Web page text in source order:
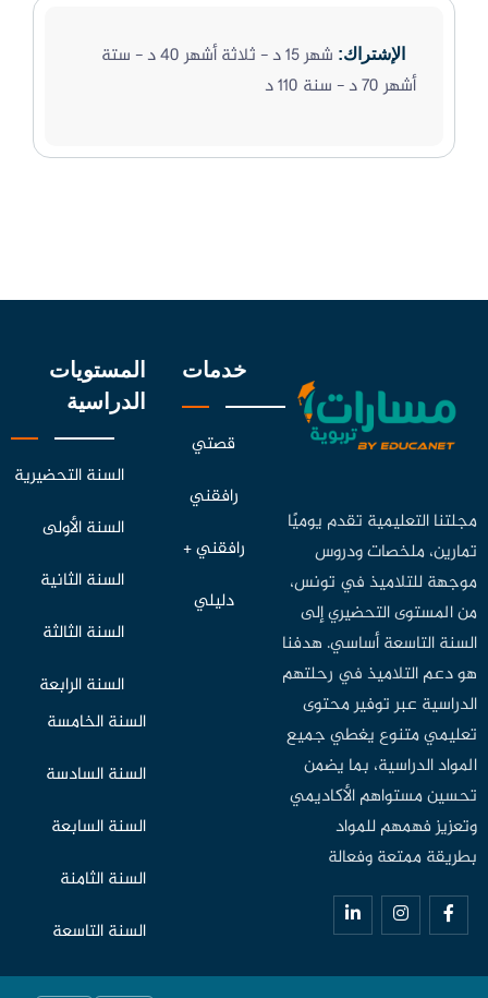
الإشتراك:
شهر 15 د - ثلاثة أشهر 40 د - ستة
أشهر 70 د - سنة 110 د
مجلتنا التعليمية تقدم يوميًا
تمارين، ملخصات ودروس
موجهة للتلاميذ في تونس،
من المستوى التحضيري إلى
السنة التاسعة أساسي. هدفنا
هو دعم التلاميذ في رحلتهم
الدراسية عبر توفير محتوى
تعليمي متنوع يغطي جميع
المواد الدراسية، بما يضمن
تحسين مستواهم الأكاديمي
وتعزيز فهمهم للمواد
بطريقة ممتعة وفعالة
خدمات
قصتي
رافقني
رافقني +
دليلي
المستويات
الدراسية
السنة التحضيرية
السنة الأولى
السنة الثانية
السنة الثالثة
السنة الرابعة
السنة الخامسة
السنة السادسة
السنة السابعة
السنة الثامنة
السنة التاسعة